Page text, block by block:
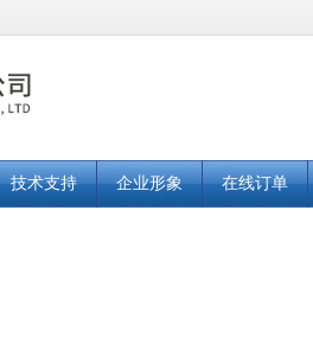
技术支持 企业形象 在线订单